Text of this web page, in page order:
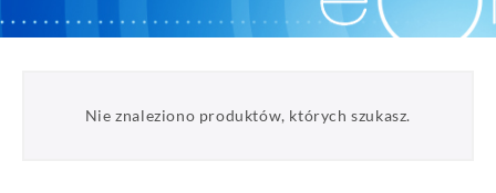
Nie znaleziono produktów, których szukasz.